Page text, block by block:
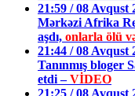
21:59 / 08 Avqust
Mərkəzi Afrika
aşdı, onlarla ölü
21:44 / 08 Avqust
Tanınmış bloger
etdi –VİDEO